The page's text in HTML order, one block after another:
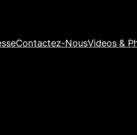
Contactez-NousVideos &